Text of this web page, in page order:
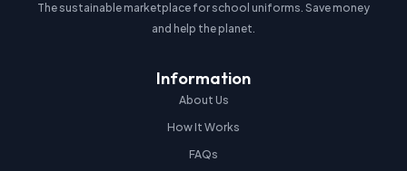
The sustainable marketplace for school uniforms. Save money
and help the planet.
Information
About Us
How It Works
FAQs